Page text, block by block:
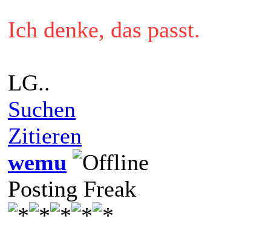
Ich denke, das passt.
LG..
Suchen
Zitieren
wemu
Posting Freak